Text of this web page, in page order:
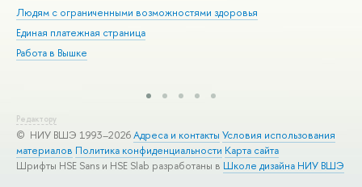
Людям с ограниченными возможностями здоровья
Единая платежная страница
Работа в Вышке
Редактору
© НИУ ВШЭ 1993–2026Адреса и контакты Условия использования
материалов Политика конфиденциальности Карта сайта
Шрифты HSE Sans и HSE Slab разработаны в Школе дизайна НИУ ВШЭ